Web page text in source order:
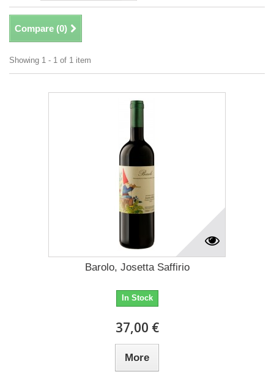
Compare (0)
Showing 1 - 1 of 1 item
Barolo, Josetta Saffirio
In Stock
37,00 €
More